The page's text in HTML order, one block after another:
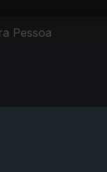
Pessoa